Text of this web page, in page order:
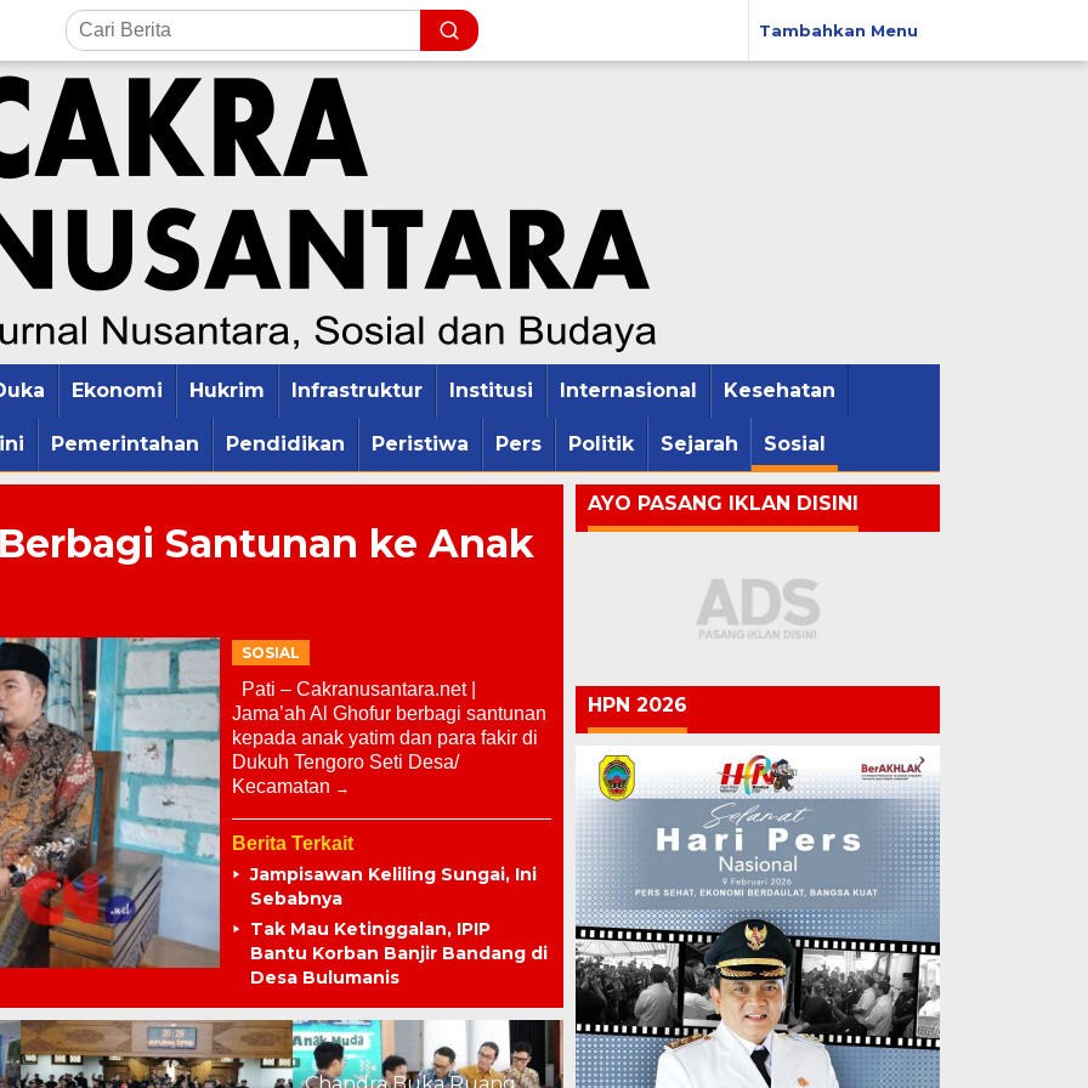
Tambahkan Menu
Ekonomi Hukrim Infrastruktur Institusi Internasional Kesehatan
Pemerintahan Pendidikan Peristiwa Pers Politik Sejarah Sosial
Santunan ke Anak
SOSIAL
Pati – Cakranusantara.net |
Jama’ah Al Ghofur berbagi santunan
kepada anak yatim dan para fakir di
Dukuh Tengoro Seti Desa/
Kecamatan
Berita Terkait
Jampisawan Keliling Sungai, Ini
Sebabnya
Tak Mau Ketinggalan, IPIP
Bantu Korban Banjir Bandang di
Desa Bulumanis
Chandra Buka Ruang
Lapas Pati Berikan Premi
kepada Warga Binaan,
AYO PASANG IKLAN DISINI
HPN 2026